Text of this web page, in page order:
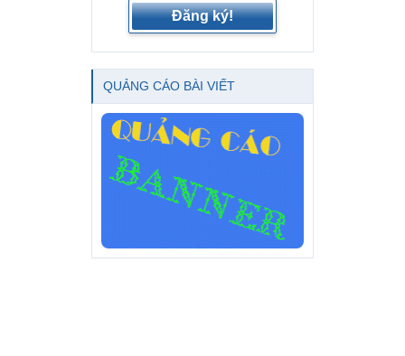
Đăng ký!
QUẢNG CÁO BÀI VIẾT